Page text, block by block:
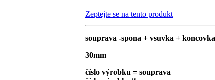
Zeptejte se na tento produkt
souprava -spona + vsuvka + koncovka
30mm
číslo výrobku = souprava